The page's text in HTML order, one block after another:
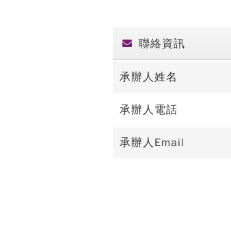
聯絡資訊
承辦人姓名
承辦人電話
承辦人Email